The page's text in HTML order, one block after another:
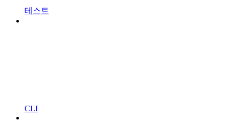
테스트
CLI